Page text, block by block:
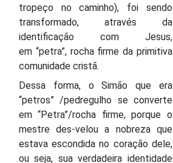
tropeço no caminho), foi sendo
transformado, através da
identificação com Jesus,
em “petra”, rocha firme da primitiva
comunidade cristã.
Dessa forma, o Simão que era
“petros” /pedregulho se converte
em “Petra”/rocha firme, porque o
mestre des-velou a nobreza que
estava escondida no coração dele,
ou seja, sua verdadeira identidade